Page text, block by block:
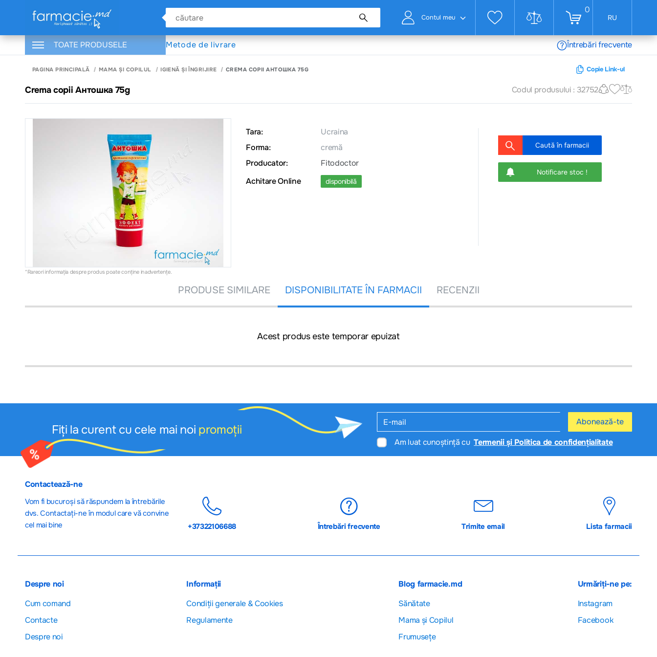
Contul meu
0
RU
TOATE PRODUSELE Metode de livrare Întrebări frecvente
PAGINA PRINCIPALĂ MAMA ȘI COPILUL IGIENĂ ȘI ÎNGRIJIRE CREMA COPII АНТОШКА 75G Copie Link-ul
Crema copii Антошка 75g Codul produsului : 32752
*Rareori informația despre produs poate conţine inadvertenţe.
Tara:
Ucraina
Forma:
cremă
Producator:
Fitodoctor
Achitare Online
disponibilă
Caută în farmacii
Notificare stoc !
PRODUSE SIMILARE DISPONIBILITATE ÎN FARMACII RECENZII
Acest produs este temporar epuizat
Fiți la curent cu cele mai noi promoții
Am luat cunoștință cu Termenii și Politica de confidențialitate
Abonează-te
Contactează-ne
Vom fi bucuroși să răspundem la întrebările
dvs. Contactați-ne în modul care vă convine
cel mai bine
+37322106688 Întrebări frecvente Trimite email Lista farmacii
Despre noi
Cum comand
Contacte
Despre noi
Informații
Сondiții generale & Cookies
Regulamente
Blog farmacie.md
Sănătate
Mama și Copilul
Frumusețe
Urmăriți-ne pe:
Instagram
Facebook